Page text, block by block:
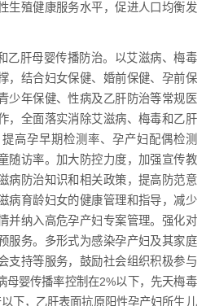
生殖健康服务水平，促进人口均衡发
肝母婴传播防治。以艾滋病、梅毒
，结合妇女保健、婚前保健、孕前保
少年保健、性病及乙肝防治等常规医
，全面落实消除艾滋病、梅毒和乙肝
高孕早期检测率、孕产妇配偶检测
随访率。加大防控力度，加强宣传教
病防治知识和相关政策，提高防范意
病育龄妇女的健康管理和指导，减少
并纳入高危孕产妇专案管理。强化对
服务。多形式为感染孕产妇及其家庭
支持等服务，鼓励社会组织积极参与
母婴传播率控制在2%以下，先天梅毒
下，乙肝表面抗原阳性孕产妇所生儿